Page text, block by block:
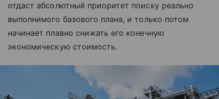
отдаст абсолютный приоритет поиску реально
выполнимого базового плана, и только потом
начинает плавно снижать его конечную
экономическую стоимость.